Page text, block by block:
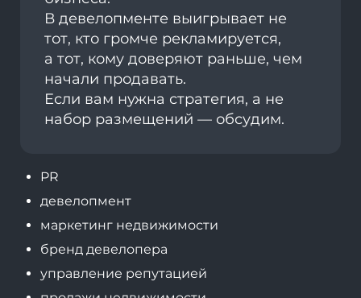
В девелопменте выигрывает не
тот, кто громче рекламируется,
а тот, кому доверяют раньше, чем
начали продавать.
Если вам нужна стратегия, а не
набор размещений — обсудим.
PR
девелопмент
маркетинг недвижимости
бренд девелопера
управление репутацией